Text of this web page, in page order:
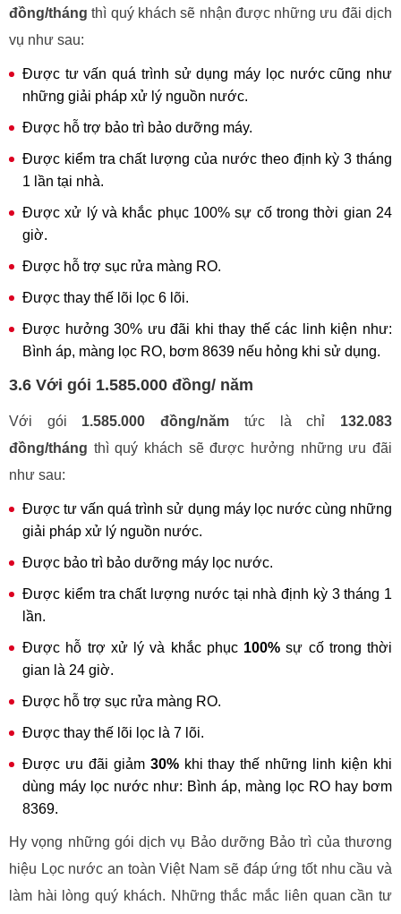
đồng/tháng thì quý khách sẽ nhận được những ưu đãi dịch
vụ như sau:
Được tư vấn quá trình sử dụng máy lọc nước cũng như
những giải pháp xử lý nguồn nước.
Được hỗ trợ bảo trì bảo dưỡng máy.
Được kiểm tra chất lượng của nước theo định kỳ 3 tháng
1 lần tại nhà.
Được xử lý và khắc phục 100% sự cố trong thời gian 24
giờ.
Được hỗ trợ sục rửa màng RO.
Được thay thế lõi lọc 6 lõi.
Được hưởng 30% ưu đãi khi thay thế các linh kiện như:
Bình áp, màng lọc RO, bơm 8639 nếu hỏng khi sử dụng.
3.6 Với gói 1.585.000 đồng/ năm
Với gói 1.585.000 đồng/năm tức là chỉ 132.083
đồng/tháng thì quý khách sẽ được hưởng những ưu đãi
như sau:
Được tư vấn quá trình sử dụng máy lọc nước cùng những
giải pháp xử lý nguồn nước.
Được bảo trì bảo dưỡng máy lọc nước.
Được kiểm tra chất lượng nước tại nhà định kỳ 3 tháng 1
lần.
Được hỗ trợ xử lý và khắc phục 100% sự cố trong thời
gian là 24 giờ.
Được hỗ trợ sục rửa màng RO.
Được thay thế lõi lọc là 7 lõi.
Được ưu đãi giảm 30%khi thay thế những linh kiện khi
dùng máy lọc nước như: Bình áp, màng lọc RO hay bơm
8369.
Hy vọng những gói dịch vụ Bảo dưỡng Bảo trì của thương
hiệu Lọc nước an toàn Việt Nam sẽ đáp ứng tốt nhu cầu và
làm hài lòng quý khách. Những thắc mắc liên quan cần tư